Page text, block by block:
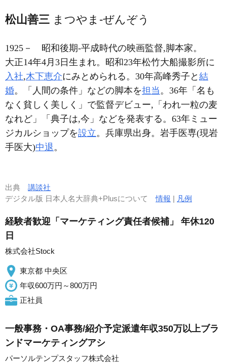
松山善三 まつやま-ぜんぞう
1925－
昭和後期-平成時代の映画監督,脚本家。
大正14年4月3日生まれ。昭和23年松竹大船撮影所に
入社,木下恵介にみとめられる。30年高峰秀子と 結
婚。「人間の条件」などの脚本を担当 。36年「名も
なく貧しく美しく」で監督デビュー,「われ一粒の麦
なれど」「典子は,今」などを発表する。63年ミュー
ジカルショップを設立。兵庫県出身。岩手医専(現岩
手医大)中退 。
出典 講談社
デジタル版 日本人名大辞典+Plusについて情報 | 凡例
経験者歓迎「マーケティング責任者候補」 年休120
日
株式会社Stock
東京都 中央区
年収600万円～800万円
正社員
一般事務・OA事務/紹介予定派遣年収350万以上ブラ
ンドマーケティングアシ
パーソルテンプスタッフ株式会社